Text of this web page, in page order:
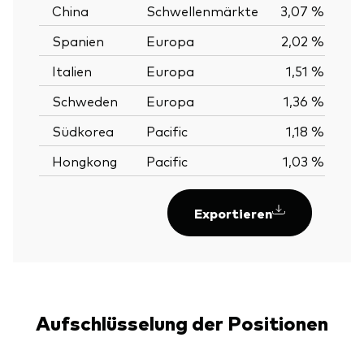
China
Schwellenmärkte
3,07 %
Spanien
Europa
2,02 %
Italien
Europa
1,51 %
Schweden
Europa
1,36 %
Südkorea
Pacific
1,18 %
Hongkong
Pacific 1,03 %
Exportieren
Aufschlüsselung der Positionen